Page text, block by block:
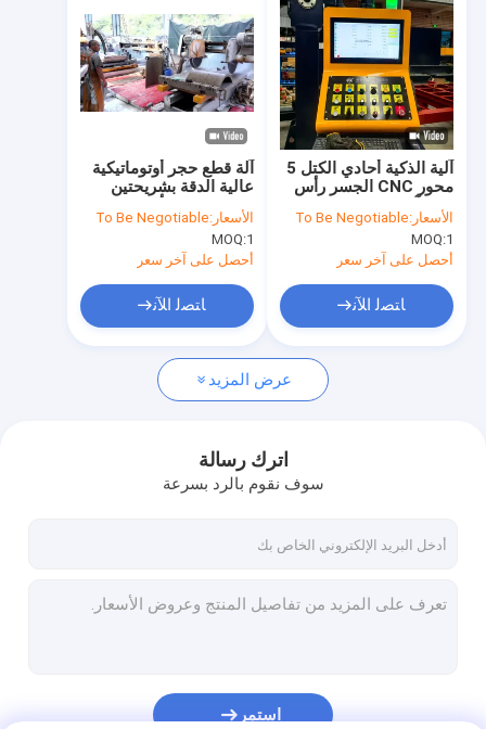
منتجات
عرض الواقع الافتراضي
معلومات عنا
جولة في المعمل
مراقبة الجودة
اتصل بنا
أخبار
آلة نحت الحجر باستخدام الحاسب الآلي
آلة قطع العمود
آلة قطع حجر أوتوماتيكية
عالية الدقة بشريحتين
لتقليم حواف ألواح
الأعمدة
الأسعار:To Be Negotiable
MOQ:1
أحصل على آخر سعر
ﺎﺘﺼﻟ ﺍﻶﻧ
آلية الذكية أحادي الكتل 5
محور CNC الجسر رأس
قطع آلة لجرانيت الرخام
الكوارتز مع 3400 * 2000
الأسعار:To Be Negotiable
MOQ:1
أحصل على آخر سعر
ﺎﺘﺼﻟ ﺍﻶﻧ
عرض المزيد
اترك رسالة
سوف نقوم بالرد بسرعة
استمر